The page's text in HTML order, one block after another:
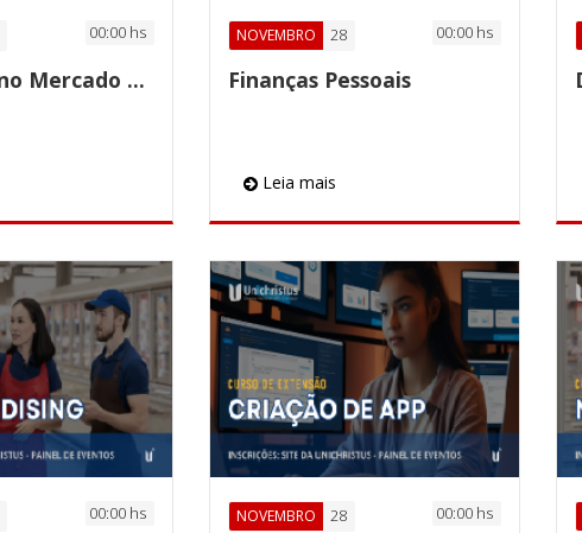
00:00 hs
Investindo no Mercado Financeiro
NOVEMBRO 28 00:00 hs
Finanças Pessoais
Leia mais
00:00 hs NOVEMBRO 28 00:00 hs